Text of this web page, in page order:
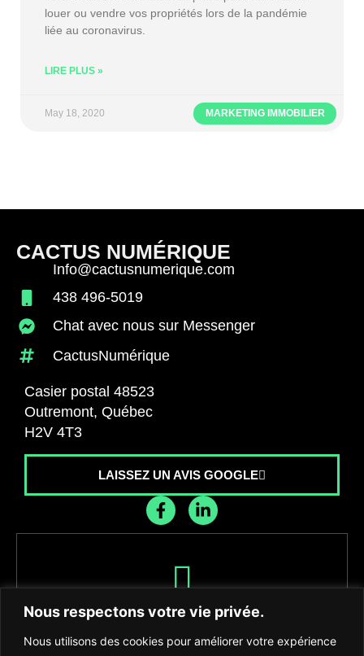
Nous respectons votre vie privée.
Nous utilisons des cookies pour améliorer votre expérience
MARKETING IMMOBILIER
louer ou vendre vos propriétés lors de la pandémie
liée au coronavirus.
LIRE PLUS »
May 18, 2020
CACTUS NUMÉRIQUE
Info@cactusnumerique.com
438 496-5019
Chat avec nous sur Messenger
CactusNumérique
Casier postal 48523
Outremont, Québec
H2V 4T3
LAISSEZ UN AVIS GOOGLE
Recevez les dernières nouvelles de